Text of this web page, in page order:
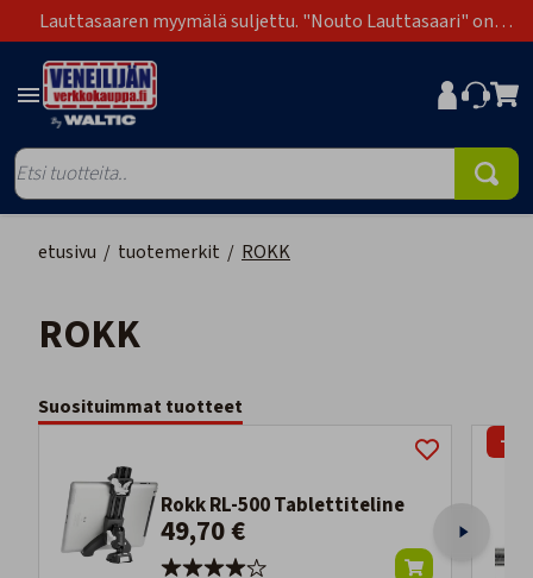
Lauttasaaren myymälä suljettu. "Nouto Lauttasaari" on
poistunut toimitustapavaihtoehdoista.
etusivu / tuotemerkit / ROKK
ROKK
Suosituimmat tuotteet
Rokk RL-500 Tablettiteline
49,70 €
-